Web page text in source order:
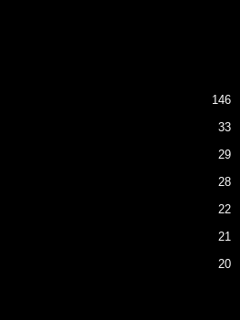
146
33
29
28
22
21
20